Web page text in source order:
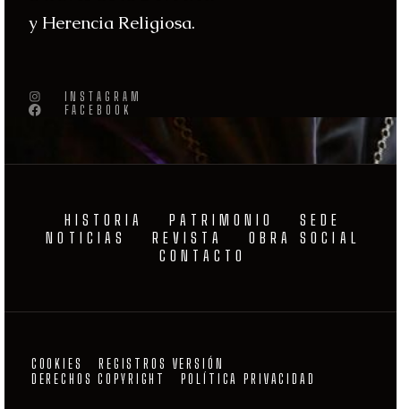
y Herencia Religiosa.
INSTAGRAM
FACEBOOK
HISTORIA PATRIMONIO
SEDE
NOTICIAS
REVISTA
OBRA SOCIAL
CONTACTO
COOKIES
REGISTROS VERSIÓN
DERECHOS COPYRIGHT
POLÍTICA PRIVACIDAD